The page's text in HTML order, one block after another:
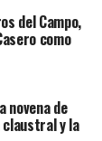
del Campo,
como
novena de
claustral y la